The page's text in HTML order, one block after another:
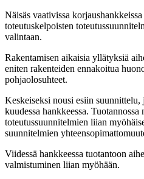
Näisäs vaativissa
toteutuskelpoisten
valintaan.
Rakentamisen aikaisia yllätyksiä
eniten rakenteiden ennakoitua
pohjaolosuhteet.
Keskeiseksi nousi esiin
kuudessa hankkeessa.
toteutussuunnitelmien liian
suunnitelmien
Viidessä hankkeessa tuotantoon
valmistuminen liian myöhään.